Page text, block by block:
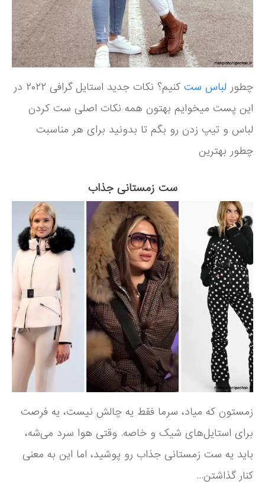
چطور لباس ست
کنیم؟ نکات جدید استایل گرافی ۲۰۲۲ در
این پست میخوایم بهتون همه نکات اصلی ست کردن
لباس و تیپ زدن رو بگم تا بدونید برای هر مناسبت
چطور بهترین
ست زمستانی جذاب
زمستون که میاد، سرما فقط یه چالش نیست، یه فرصت
برای استایل‌های شیک و خاصه. وقتی هوا سرد می‌شه،
باید یه ست زمستانی جذاب رو پوشید، اما این به معنی
کنار گذاشتن...